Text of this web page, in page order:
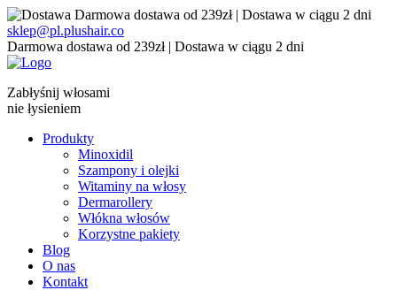
Darmowa dostawa od 239zł | Dostawa w ciągu 2 dni
sklep@pl.plushair.co
Darmowa dostawa od 239zł | Dostawa w ciągu 2 dni
Zabłyśnij włosami
nie łysieniem
Produkty
Minoxidil
Szampony i olejki
Witaminy na włosy
Dermarollery
Włókna włosów
Korzystne pakiety
Blog
O nas
Kontakt